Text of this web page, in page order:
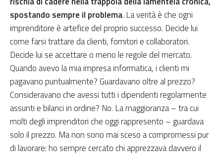
spostando sempre il problema. La verità è che ogni
imprenditore è artefice del proprio successo. Decide lui
come farsi trattare da clienti, fornitori e collaboratori.
Decide lui se accettare o meno le regole del mercato.
Quando avevo la mia impresa informatica, i clienti mi
pagavano puntualmente? Guardavano oltre al prezzo?
Consideravano che avessi tutti i dipendenti regolarmente
assunti e bilanci in ordine? No. La maggioranza – tra cui
molti degli imprenditori che oggi rappresento – guardava
solo il prezzo. Ma non sono mai sceso a compromessi pur
di lavorare: ho sempre cercato chi apprezzava davvero il